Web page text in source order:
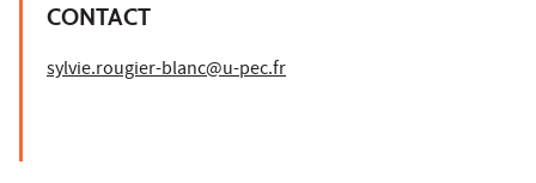
CONTACT
sylvie.rougier-blanc@u-pec.fr